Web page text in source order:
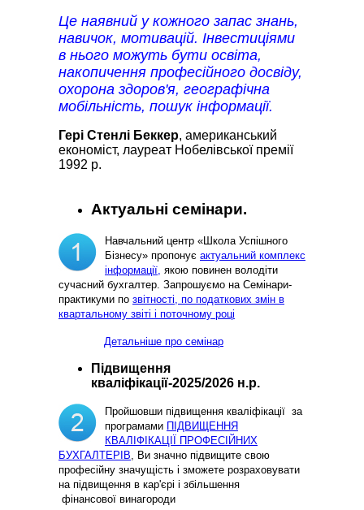
Це наявний у кожного запас знань,
навичок, мотивацій. Інвестиціями
в нього можуть бути освіта,
накопичення професійного досвіду,
охорона здоров'я, географічна
мобільність, пошук інформації.
Гері Стенлі Беккер, американський
економіст, лауреат Нобелівської премії
1992 р.
Актуальні семінари.
Навчальний центр «Школа Успішного
Бізнесу» пропонує актуальний комплекс
інформації, якою повинен володіти
сучасний бухгалтер. Запрошуємо на Семінари-
практикуми по звітності, по податкових змін в
квартальному звіті і поточному році
Детальніше про семінар
Підвищення
кваліфікації-2025/2026 н.р.
Пройшовши підвищення кваліфікації за
програмами ПІДВИЩЕННЯ
КВАЛІФІКАЦІЇ ПРОФЕСІЙНИХ
БУХГАЛТЕРІВ, Ви значно підвищите свою
професійну значущість і зможете розраховувати
на підвищення в кар'єрі і збільшення
фінансової винагороди